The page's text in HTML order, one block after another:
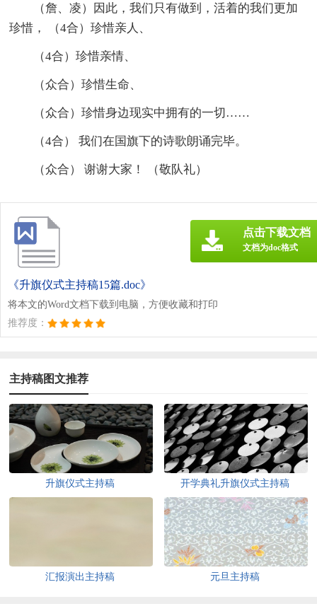
（詹、凌）因此，我们只有做到，活着的我们更加
珍惜， （4合）珍惜亲人、
（4合）珍惜亲情、
（众合）珍惜生命、
（众合）珍惜身边现实中拥有的一切……
（4合） 我们在国旗下的诗歌朗诵完毕。
（众合） 谢谢大家！ （敬队礼）
《升旗仪式主持稿15篇.doc》
将本文的Word文档下载到电脑，方便收藏和打印
推荐度：
点击下载文档
文档为doc格式
主持稿图文推荐
升旗仪式主持稿 开学典礼升旗仪式主持稿
汇报演出主持稿 元旦主持稿